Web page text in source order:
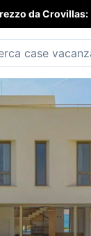
da Crovillas: